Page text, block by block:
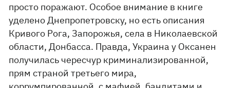
просто поражают. Особое внимание в книге
уделено Днепропетровску, но есть описания
Кривого Рога, Запорожья, села в Николаевской
области, Донбасса. Правда, Украина у Оксанен
получилась чересчур криминализированной,
прям страной третьего мира,